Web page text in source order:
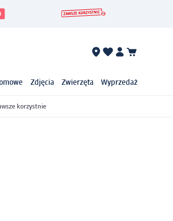
Zdjęcia Zwierzęta Wyprzedaż
korzystnie